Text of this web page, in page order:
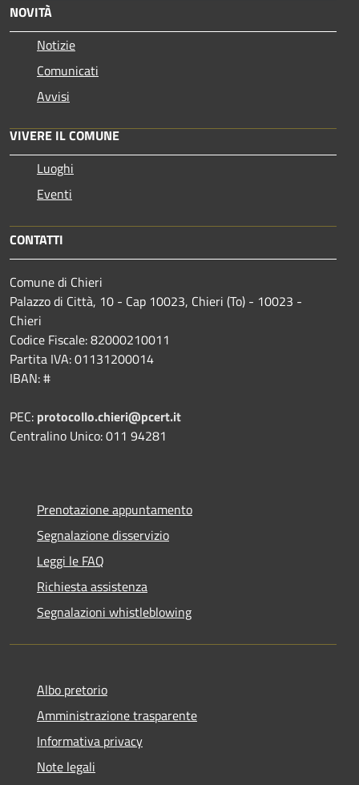
NOVITÀ
Notizie
Comunicati
Avvisi
VIVERE IL COMUNE
Luoghi
Eventi
CONTATTI
Comune di Chieri
Palazzo di Città, 10 - Cap 10023, Chieri (To) - 10023 -
Chieri
Codice Fiscale: 82000210011
Partita IVA: 01131200014
IBAN: #
PEC: protocollo.chieri@pcert.it
Centralino Unico: 011 94281
Prenotazione appuntamento
Segnalazione disservizio
Leggi le FAQ
Richiesta assistenza
Segnalazioni whistleblowing
Albo pretorio
Amministrazione trasparente
Informativa privacy
Note legali